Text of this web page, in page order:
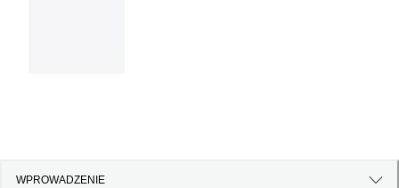
WPROWADZENIE